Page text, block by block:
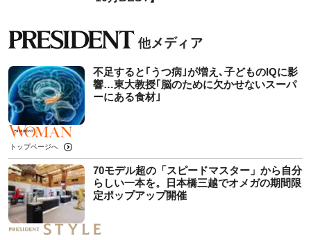
不足すると｢うつ病｣が増え､子どものIQに影
響…東大教授｢脳のために欠かせないスーパ
ーにある食材｣
トップページへ
70モデル超の「スピードマスター」から自分
らしい一本を。日本橋三越でオメガの期間限
定ポップアップ開催